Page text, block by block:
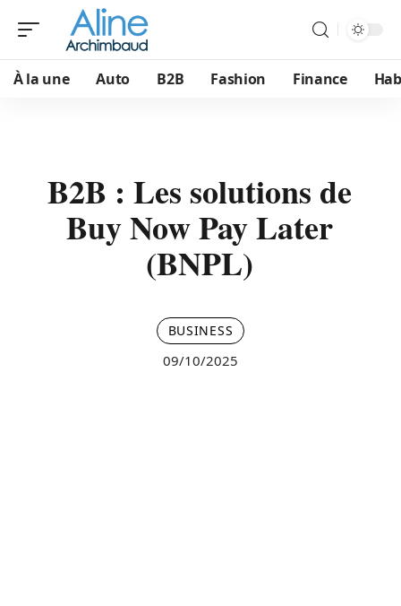
À la une Auto B2B Fashion Finance
B2B : Les solutions de
Buy Now Pay Later
(BNPL)
BUSINESS
09/10/2025